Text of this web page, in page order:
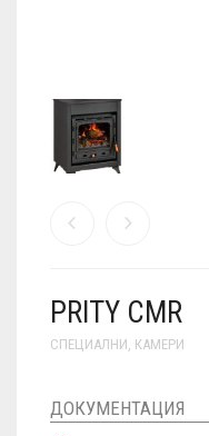
PRITY CMR
СПЕЦИАЛНИ, КАМЕРИ
ДОКУМЕНТАЦИЯ